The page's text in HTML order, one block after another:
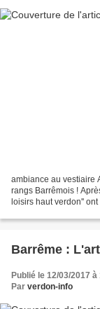
ambiance au vestiaire Ambiance de joie bien légitime dimanche dans les
rangs Barrêmois !
loisirs haut verdon''
Publié le 12/03/2017 à
Par verdon-info